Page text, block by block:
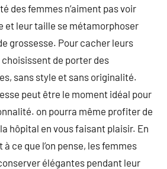
des femmes n’aiment pas voir
et leur taille se métamorphoser
grossesse. Pour cacher leurs
de porter des
sans style et sans originalité.
peut être le moment idéal pour
on pourra même profiter de
hôpital en vous faisant plaisir. En
ce que l’on pense, les femmes
élégantes pendant leur